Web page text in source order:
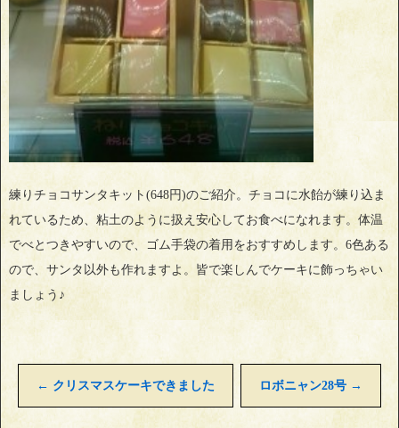
練りチョコサンタキット(648円)のご紹介。チョコに水飴が練り込ま
れているため、粘土のように扱え安心してお食べになれます。体温
でべとつきやすいので、ゴム手袋の着用をおすすめします。6色ある
ので、サンタ以外も作れますよ。皆で楽しんでケーキに飾っちゃい
ましょう♪
← クリスマスケーキできました ロボニャン28号 →